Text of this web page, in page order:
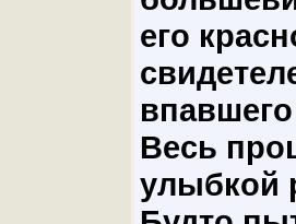
его
Весь
улыбкой